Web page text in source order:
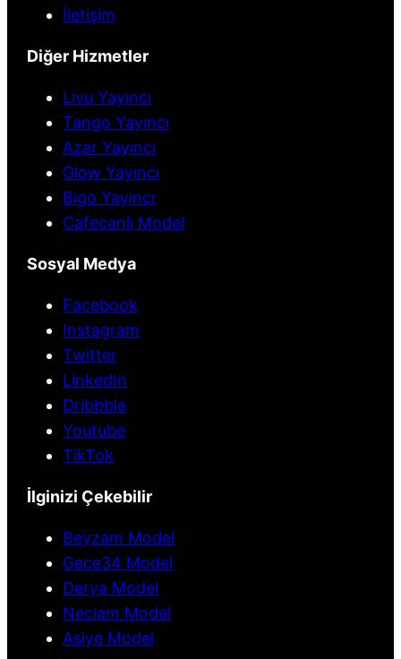
İletişim
Diğer Hizmetler
Livu Yayıncı
Tango Yayıncı
Azar Yayıncı
Glow Yayıncı
Bigo Yayıncı
Cafecanlı Model
Sosyal Medya
Facebook
Instagram
Twitter
LinkedIn
Dribbble
Youtube
TikTok
İlginizi Çekebilir
Beyzam Model
Gece34 Model
Derya Model
Neclam Model
Asiye Model